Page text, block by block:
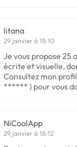
litana
29 janvier à 18:10
Je vous propose 25
écrite et visuelle,
Consultez mon
****** ) pour vous
NiCoolApp
29 janvier à 18:12